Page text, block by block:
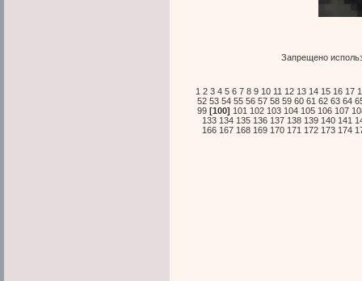
Запрещено
1 2 3 4 5 6 7 8 9 10 11 12 13 14 15 16 17
52 53 54 55 56 57 58 59 60 61 62 63 64
99 [100] 101 102 103 104 105 106 107
133 134 135 136 137 138 139 140 141
166 167 168 169 170 171 172 173 174